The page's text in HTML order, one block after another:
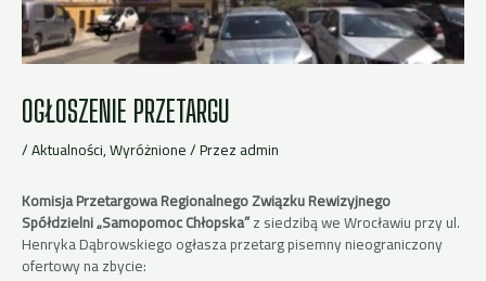
OGŁOSZENIE PRZETARGU
/Aktualności,Wyróżnione/ Przezadmin
Komisja Przetargowa Regionalnego Związku Rewizyjnego
Spółdzielni „Samopomoc Chłopska”z siedzibą we Wrocławiu przy ul.
Henryka Dąbrowskiego ogłasza przetarg pisemny nieograniczony
ofertowy na zbycie: